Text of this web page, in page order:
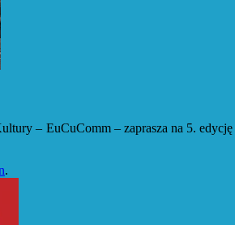
– EuCuComm – zaprasza na 5.
.